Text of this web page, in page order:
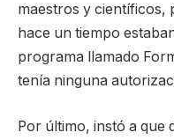
maestros y científicos,
hace un tiempo
programa llamado
tenía ninguna
Por último, instó a que